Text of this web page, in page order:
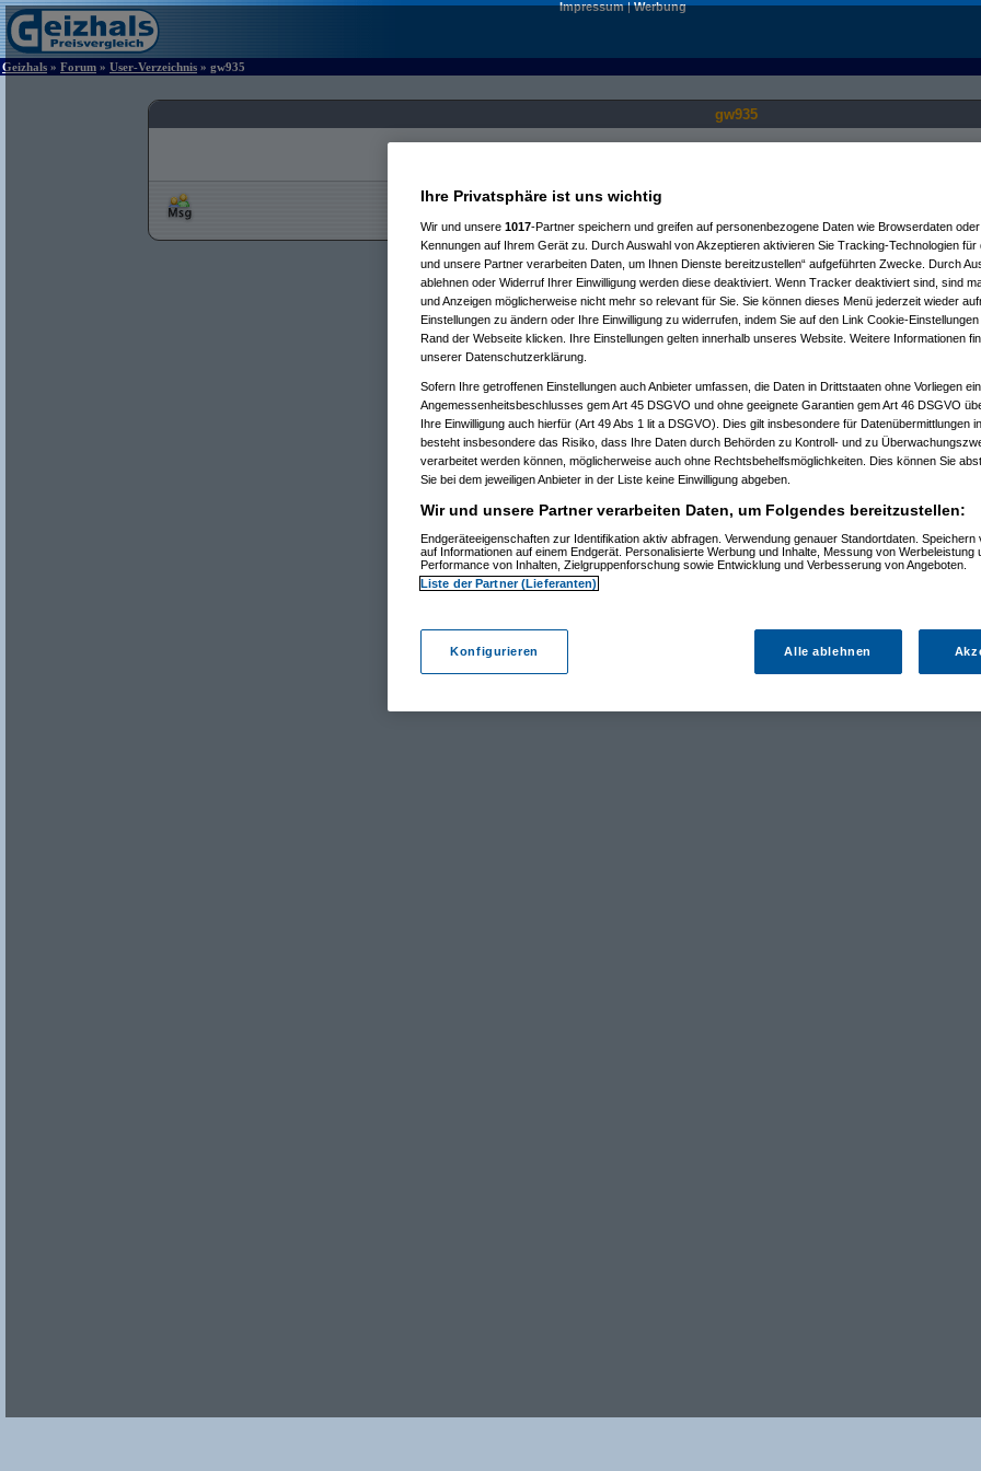
Impressum|Werbung
Geizhals » Forum » User-Verzeichnis » gw935
gw935
Ihre Privatsphäre ist uns wichtig
Wir und unsere 1017-Partner speichern und greifen auf personenbezogene Daten wie Browserdaten
Kennungen auf Ihrem Gerät zu. Durch Auswahl von Akzeptieren aktivieren Sie Tracking-Technologien für
und unsere Partner verarbeiten Daten, um Ihnen Dienste bereitzustellen“ aufgeführten Zwecke. Durch
ablehnen oder Widerruf Ihrer Einwilligung werden diese deaktiviert. Wenn Tracker deaktiviert sind, sind
und Anzeigen möglicherweise nicht mehr so relevant für Sie. Sie können dieses Menü jederzeit wieder
Einstellungen zu ändern oder Ihre Einwilligung zu widerrufen, indem Sie auf den Link Cookie-
Rand der Webseite klicken. Ihre Einstellungen gelten innerhalb unseres Website. Weitere Informationen
unserer Datenschutzerklärung.
Sofern Ihre getroffenen Einstellungen auch Anbieter umfassen, die Daten in Drittstaaten ohne Vorliegen
Angemessenheitsbeschlusses gem Art 45 DSGVO und ohne geeignete Garantien gem Art 46 DSGVO
Ihre Einwilligung auch hierfür (Art 49 Abs 1 lit a DSGVO). Dies gilt insbesondere für Datenübermittlungen
besteht insbesondere das Risiko, dass Ihre Daten durch Behörden zu Kontroll- und zu
verarbeitet werden können, möglicherweise auch ohne Rechtsbehelfsmöglichkeiten. Dies können Sie
Sie bei dem jeweiligen Anbieter in der Liste keine Einwilligung abgeben.
Wir und unsere Partner verarbeiten Daten, um Folgendes bereitzustellen:
Endgeräteeigenschaften zur Identifikation aktiv abfragen. Verwendung genauer Standortdaten. Speichern
auf Informationen auf einem Endgerät. Personalisierte Werbung und Inhalte, Messung von Werbeleistung
Performance von Inhalten, Zielgruppenforschung sowie Entwicklung und Verbesserung von Angeboten.
Liste der Partner (Lieferanten)
Konfigurieren Alle ablehnen